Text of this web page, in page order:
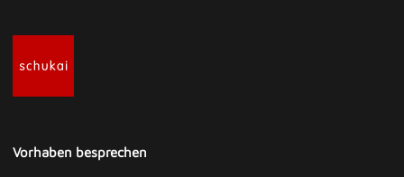
Vorhaben besprechen